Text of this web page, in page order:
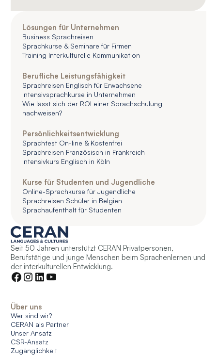
Lösungen für Unternehmen
Business Sprachreisen
Sprachkurse & Seminare für Firmen
Training Interkulturelle Kommunikation
Berufliche Leistungsfähigkeit
Sprachreisen Englisch für Erwachsene
Intensivsprachkurse in Unternehmen
Wie lässt sich der ROI einer Sprachschulung
nachweisen?
Persönlichkeitsentwicklung
Sprachtest On-line & Kostenfrei
Sprachreisen Französisch in Frankreich
Intensivkurs Englisch in Köln
Kurse für Studenten und Jugendliche
Online-Sprachkurse für Jugendliche
Sprachreisen Schüler in Belgien
Sprachaufenthalt für Studenten
Seit 50 Jahren unterstützt CERAN Privatpersonen,
Berufstätige und junge Menschen beim Sprachenlernen und
der interkulturellen Entwicklung.
Über uns
Wer sind wir?
CERAN als Partner
Unser Ansatz
CSR-Ansatz
Zugänglichkeit